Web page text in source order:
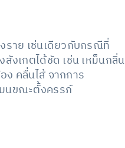
ราย เช่นเดียวกับกรณีที่
งเกตได้ชัด เช่น เหม็นกลิ่น
คลื่นไส้ จากการ
นขณะตั้งครรภ์